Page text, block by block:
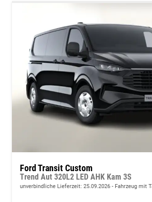
Ford Transit Custom
Trend Aut 320L2 LED AHK Kam 3S
unverbindliche Lieferzeit: 25.09.2026 Fahrzeug mit